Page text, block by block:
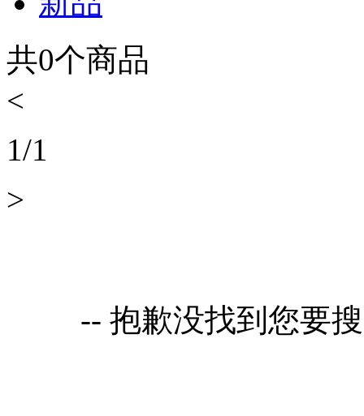
共0个商品
<
1/1
>
-- 抱歉没找到您要